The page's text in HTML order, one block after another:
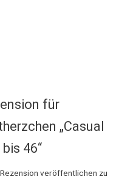
für
„Casual
46“
veröffentlichen zu